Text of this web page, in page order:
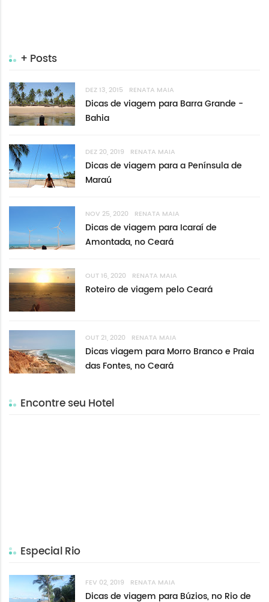
+ Posts
DEZ 13, 2015 RENATA MAIA
Dicas de viagem para Barra Grande -
Bahia
DEZ 20, 2019 RENATA MAIA
Dicas de viagem para a Península de
Maraú
NOV 25, 2020 RENATA MAIA
Dicas de viagem para Icaraí de
Amontada, no Ceará
OUT 16, 2020 RENATA MAIA
Roteiro de viagem pelo Ceará
OUT 21, 2020 RENATA MAIA
Dicas viagem para Morro Branco e Praia
das Fontes, no Ceará
Encontre seu Hotel
Especial Rio
FEV 02, 2019 RENATA MAIA
Dicas de viagem para Búzios, no Rio de